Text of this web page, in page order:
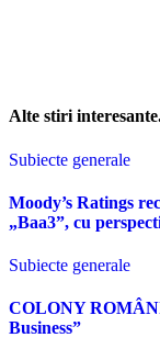
Alte stiri
Subiecte generale
Moody’s Ratings
„Baa3”, cu
Subiecte generale
COLONY
Business”